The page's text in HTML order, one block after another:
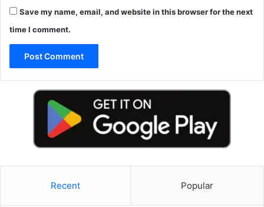
Save my name, email, and website in this browser for the next
time I comment.
Recent Popular